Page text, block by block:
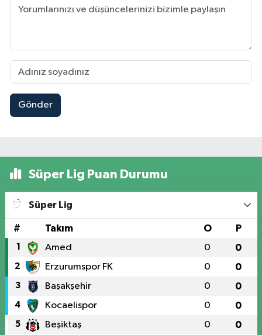
Gönder
Süper Lig Puan Durumu
Süper Lig
# Takım O P
1 Amed 0 0
2 Erzurumspor FK 0 0
3 Başakşehir 0 0
4 Kocaelispor 0 0
5 Beşiktaş 0 0